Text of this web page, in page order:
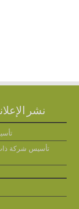
نشر
تأسيس شركة